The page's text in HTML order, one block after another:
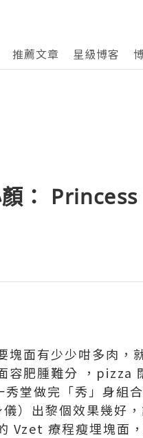
推薦文章 星級博客
：
面有少少咁多肉，
容肥腫難分 ，pizza
堂做完「秀」身組
）出黎個效果幾好
Vzet 療程瘦埋塊面